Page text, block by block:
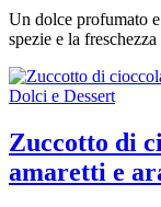
Un dolce profumato
spezie e la
Dolci e Dessert
Zuccotto di
amaretti e